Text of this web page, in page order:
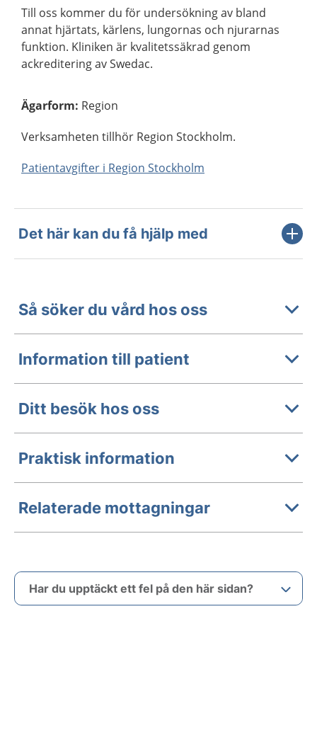
Till oss kommer du för undersökning av bland
annat hjärtats, kärlens, lungornas och njurarnas
funktion. Kliniken är kvalitetssäkrad genom
ackreditering av Swedac.
Ägarform: Region
Verksamheten tillhör Region Stockholm.
Patientavgifter i Region Stockholm
Det här kan du få hjälp med
Så söker du vård hos oss
Information till patient
Ditt besök hos oss
Praktisk information
Relaterade mottagningar
Har du upptäckt ett fel på den här sidan?